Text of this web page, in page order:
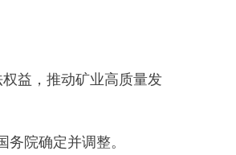
益，推动矿业高质量发
院确定并调整。